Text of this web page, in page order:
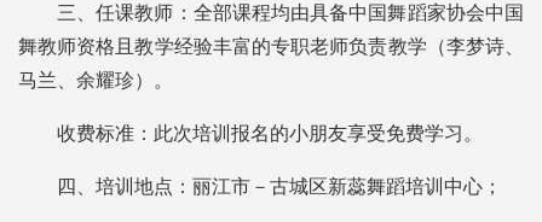
三、任课教师：全部课程均由具备中国舞蹈家协会中国
舞教师资格且教学经验丰富的专职老师负责教学（李梦诗、
马兰、余耀珍）。
收费标准：此次培训报名的小朋友享受免费学习。
四、培训地点：丽江市－古城区新蕊舞蹈培训中心；